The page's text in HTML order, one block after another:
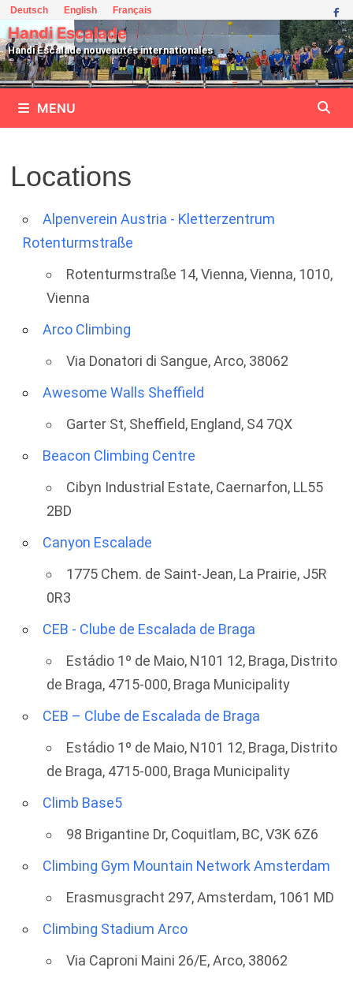
Passer
au
contenu
Deutsch English Français
Handi Escalade
Handi Escalade nouveautés internationales
MENU
Locations
Alpenverein Austria - Kletterzentrum
Rotenturmstraße
Rotenturmstraße 14, Vienna, Vienna, 1010,
Vienna
Arco Climbing
Via Donatori di Sangue, Arco, 38062
Awesome Walls Sheffield
Garter St, Sheffield, England, S4 7QX
Beacon Climbing Centre
Cibyn Industrial Estate, Caernarfon, LL55
2BD
Canyon Escalade
1775 Chem. de Saint-Jean, La Prairie, J5R
0R3
CEB - Clube de Escalada de Braga
Estádio 1º de Maio, N101 12, Braga, Distrito
de Braga, 4715-000, Braga Municipality
CEB – Clube de Escalada de Braga
Estádio 1º de Maio, N101 12, Braga, Distrito
de Braga, 4715-000, Braga Municipality
Climb Base5
98 Brigantine Dr, Coquitlam, BC, V3K 6Z6
Climbing Gym Mountain Network Amsterdam
Erasmusgracht 297, Amsterdam, 1061 MD
Climbing Stadium Arco
Via Caproni Maini 26/E, Arco, 38062